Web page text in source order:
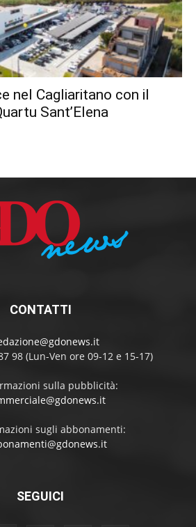
nel Cagliaritano con il
Sant’Elena
CONTATTI
98 (Lun-Ven ore 09-12 e 15-17)
sulla pubblicità:
sugli abbonamenti:
SEGUICI